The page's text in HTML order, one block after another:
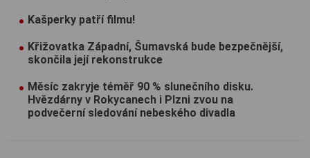
Kašperky patří filmu!
Křižovatka Západní, Šumavská bude bezpečnější,
skončila její rekonstrukce
Měsíc zakryje téměř 90 % slunečního disku.
Hvězdárny v Rokycanech i Plzni zvou na
podvečerní sledování nebeského divadla